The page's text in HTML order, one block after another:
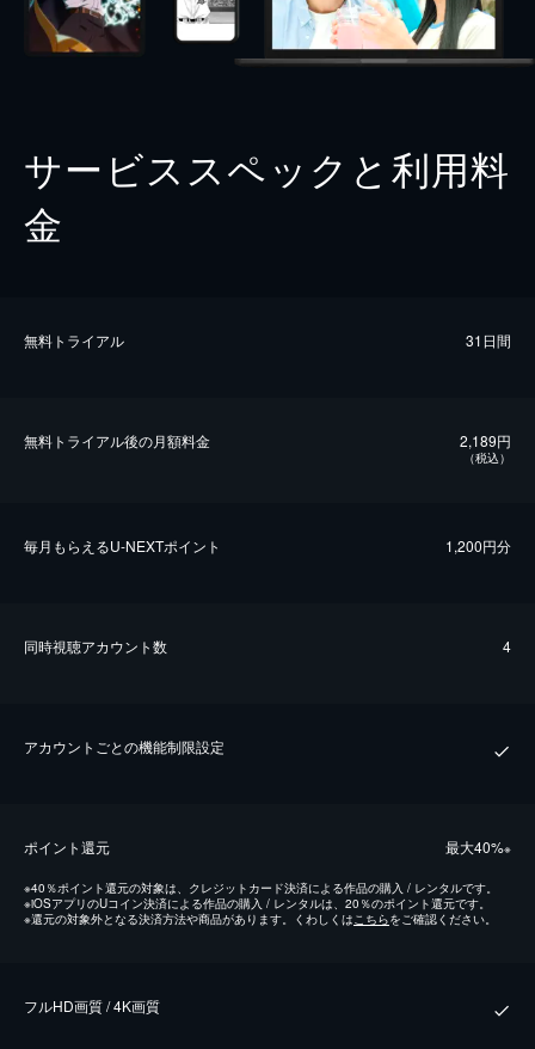
サービススペックと利用料
金
無料トライアル 31日間
無料トライアル後の⽉額料金 2,189円
（税込）
毎⽉もらえるU-NEXTポイント 1,200円分
同時視聴アカウント数 4
アカウントごとの機能制限設定
ポイント還元 最⼤40%※
※40％ポイント還元の対象は、クレジットカード決済による作品の購入 / レンタルです。
※iOSアプリのUコイン決済による作品の購入 / レンタルは、20％のポイント還元です。
※還元の対象外となる決済方法や商品があります。くわしくはこちらをご確認ください。
フルHD画質 / 4K画質